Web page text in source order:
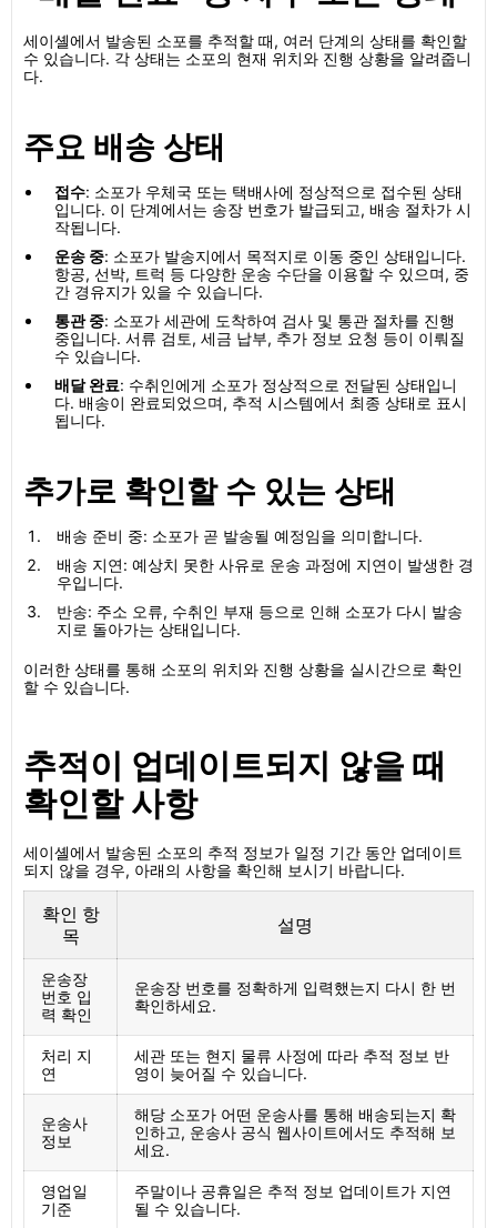
세이셸에서 발송된 소포를 추적할 때, 여러 단계의 상태를 확인할
수 있습니다. 각 상태는 소포의 현재 위치와 진행 상황을 알려줍니
다.
주요 배송 상태
접수: 소포가 우체국 또는 택배사에 정상적으로 접수된 상태
입니다. 이 단계에서는 송장 번호가 발급되고, 배송 절차가 시
작됩니다.
운송 중: 소포가 발송지에서 목적지로 이동 중인 상태입니다.
항공, 선박, 트럭 등 다양한 운송 수단을 이용할 수 있으며, 중
간 경유지가 있을 수 있습니다.
통관 중: 소포가 세관에 도착하여 검사 및 통관 절차를 진행
중입니다. 서류 검토, 세금 납부, 추가 정보 요청 등이 이뤄질
수 있습니다.
배달 완료: 수취인에게 소포가 정상적으로 전달된 상태입니
다. 배송이 완료되었으며, 추적 시스템에서 최종 상태로 표시
됩니다.
추가로 확인할 수 있는 상태
배송 준비 중: 소포가 곧 발송될 예정임을 의미합니다.
배송 지연: 예상치 못한 사유로 운송 과정에 지연이 발생한 경
우입니다.
반송: 주소 오류, 수취인 부재 등으로 인해 소포가 다시 발송
지로 돌아가는 상태입니다.
이러한 상태를 통해 소포의 위치와 진행 상황을 실시간으로 확인
할 수 있습니다.
추적이 업데이트되지 않을 때
확인할 사항
세이셸에서 발송된 소포의 추적 정보가 일정 기간 동안 업데이트
되지 않을 경우, 아래의 사항을 확인해 보시기 바랍니다.
확인 항
목
설명
운송장
번호 입
력 확인
운송장 번호를 정확하게 입력했는지 다시 한 번
확인하세요.
처리 지
연
세관 또는 현지 물류 사정에 따라 추적 정보 반
영이 늦어질 수 있습니다.
운송사
정보
해당 소포가 어떤 운송사를 통해 배송되는지 확
인하고, 운송사 공식 웹사이트에서도 추적해 보
세요.
영업일
기준
주말이나 공휴일은 추적 정보 업데이트가 지연
될 수 있습니다.